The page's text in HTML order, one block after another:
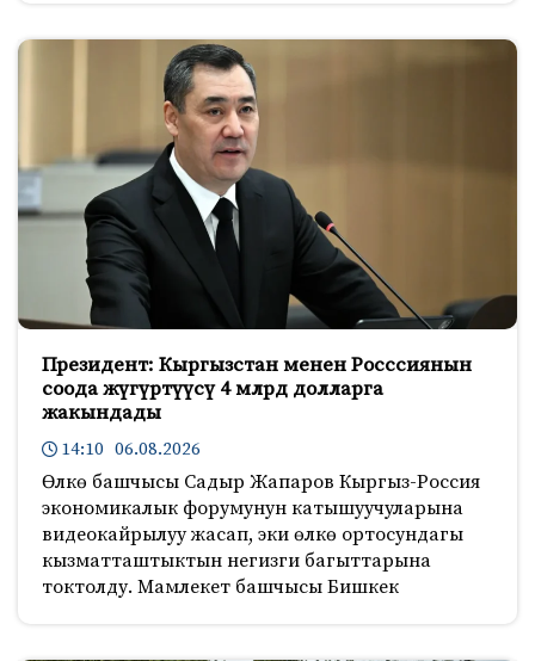
Президент: Кыргызстан менен Росссиянын
соода жүгүртүүсү 4 млрд долларга
жакындады
14:10 06.08.2026
Өлкө башчысы Садыр Жапаров Кыргыз-Россия
экономикалык форумунун катышуучуларына
видеокайрылуу жасап, эки өлкө ортосундагы
кызматташтыктын негизги багыттарына
токтолду. Мамлекет башчысы Бишкек